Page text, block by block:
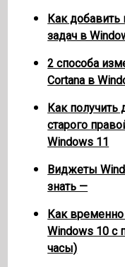
Как добавить
задач в
2 способа
Cortana в
Как получить
старого
Windows 11
Виджеты
знать —
Как
Windows 10 с
часы)